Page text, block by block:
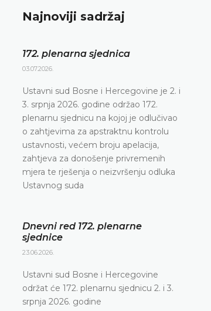
Najnoviji sadržaj
172. plenarna sjednica
03.07.2026.
Ustavni sud Bosne i Hercegovine je 2. i
3. srpnja 2026. godine održao 172.
plenarnu sjednicu na kojoj je odlučivao
o zahtjevima za apstraktnu kontrolu
ustavnosti, većem broju apelacija,
zahtjeva za donošenje privremenih
mjera te rješenja o neizvršenju odluka
Ustavnog suda
Dnevni red 172. plenarne
sjednice
23.06.2026.
Ustavni sud Bosne i Hercegovine
održat će 172. plenarnu sjednicu 2. i 3.
srpnja 2026. godine